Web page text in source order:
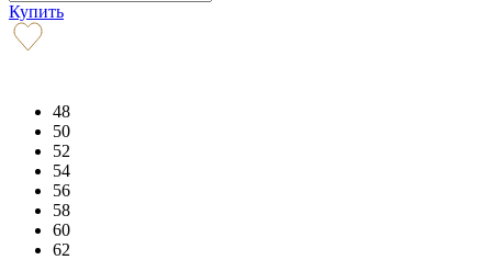
Купить
48
50
52
54
56
58
60
62